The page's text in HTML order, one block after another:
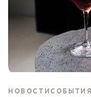
НОВОСТИСОБЫТИЯ